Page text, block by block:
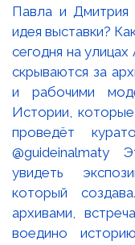
Павла и
идея выставки?
сегодня на
скрываются за
и рабочими
Истории,
проведёт
@guideinalmaty
увидеть
который
архивами,
воедино